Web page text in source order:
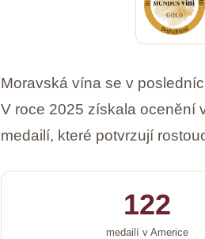
Moravská vína se v
V roce 2025 získala ocenění
medailí, které potvrzují
122
medailí v Americe